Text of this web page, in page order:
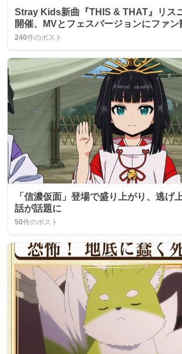
Stray Kids新曲『THIS & THAT』リス
開催、MVとフェスバージョンにファン
240件のポスト
「信濃仮面」登場で盛り上がり、逃げ
話が話題に
50件のポスト